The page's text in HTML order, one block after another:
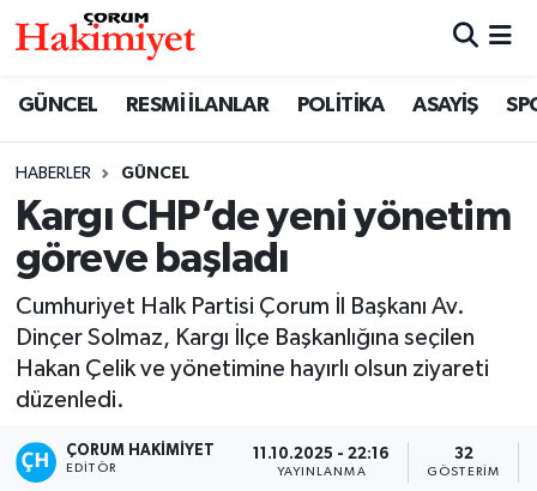
GÜNCEL RESMİ İLANLAR POLİTİKA ASAYİŞ
HABERLER GÜNCEL
Kargı CHP’de yeni yönetim
göreve başladı
Cumhuriyet Halk Partisi Çorum İl Başkanı Av.
Dinçer Solmaz, Kargı İlçe Başkanlığına seçilen
Hakan Çelik ve yönetimine hayırlı olsun ziyareti
düzenledi.
ÇORUM HAKIMIYET
EDITÖR
11.10.2025 - 22:16
YAYINLANMA
32
GÖSTERIM
SAĞLIK
ASAYİŞ
EKONOMİ
GÜNCEL
AKTÜEL
Nöbetçi Eczaneler
Çorum Namaz Vakitleri
Trafik Durumu
Süper Lig Puan Durumu ve Fikstür
Tüm Manşetler
Son Dakika Haberleri